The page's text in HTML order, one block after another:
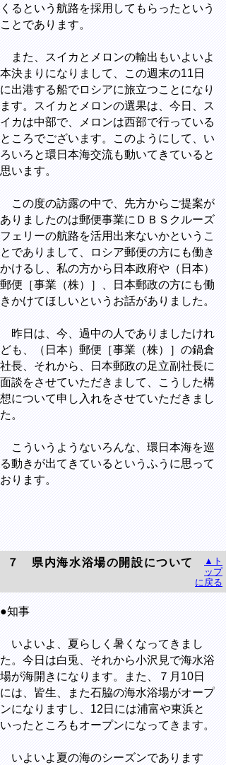
くるという航路を採用してもらったという
ことであります。
また、スイカとメロンの輸出もいよいよ
本決まりになりまして、この週末の11日
に出港する船でロシアに旅立つことになり
ます。スイカとメロンの選果は、今日、ス
イカは中部で、メロンは西部で行っている
ところでございます。このようにして、い
ろいろと環日本海交流も動いてきていると
思います。
この度の訪露の中で、先方からご提案が
ありましたのは郵便事業にＤＢＳクルーズ
フェリーの航路を活用出来ないかというこ
とでありまして、ロシア郵便の方にも働き
かけるし、私の方から日本政府や（日本）
郵便［事業（株）］、日本郵政の方にも働
きかけてほしいというお話がありました。
昨日は、今、過中の人でありましたけれ
ども、（日本）郵便［事業（株）］の鍋倉
社長、それから、日本郵政の足立副社長に
面談をさせていただきまして、こうした構
想について申し入れをさせていただきまし
た。
こういうようないろんな、環日本海を巡
る動きが出てきているというふうに思って
おります。
７ 県内海水浴場の開設について
▲ト
ップ
に戻る
●知事
いよいよ、夏らしく暑くなってきまし
た。今日は白兎、それから小沢見で海水浴
場が海開きになります。また、７月10日
には、皆生、また石脇の海水浴場がオープ
ンになりますし、12日には浦富や東浜と
いったところもオープンになってきます。
いよいよ夏の海のシーズンであります